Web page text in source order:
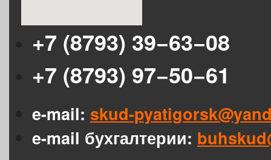
+7 (8793) 39−63−08
+7 (8793) 97−50−61
e-mail: skud-
e-mail бухгалтерии: